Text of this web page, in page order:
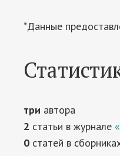
*Данные
три автора
2 статьи в журнале
0 статей в